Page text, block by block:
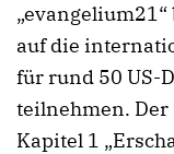
auf die
für rund 50 US-
teilnehmen. Der
Kapitel 1